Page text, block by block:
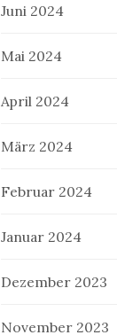
Juni 2024
Mai 2024
April 2024
März 2024
Februar 2024
Januar 2024
Dezember 2023
November 2023